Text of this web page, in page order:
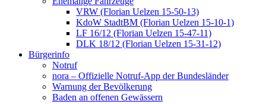
VRW (Florian Uelzen 15-50-13)
KdoW StadtBM (Florian Uelzen 15-10-1)
LF 16/12 (Florian Uelzen 15-47-11)
DLK 18/12 (Florian Uelzen 15-31-12)
Bürgerinfo
Notruf
nora – Offizielle Notruf-App der Bundesländer
Warnung der Bevölkerung
Baden an offenen Gewässern